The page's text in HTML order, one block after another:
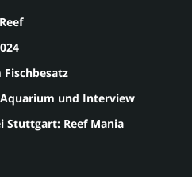
Fischbesatz
Aquarium und Interview
Stuttgart: Reef Mania